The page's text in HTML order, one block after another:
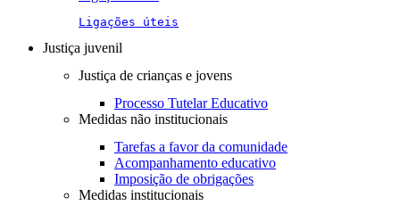
Ligações úteis
Justiça juvenil
Justiça de crianças e jovens
Processo Tutelar Educativo
Medidas não institucionais
Tarefas a favor da comunidade
Acompanhamento educativo
Imposição de obrigações
Medidas institucionais